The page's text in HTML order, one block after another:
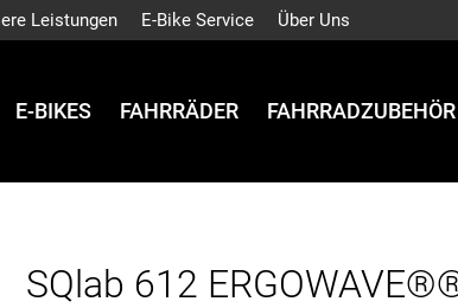
Leistungen E-Bike Service Über Uns
E-BIKES FAHRRÄDER FAHRRADZUBEHÖR
SQlab 612